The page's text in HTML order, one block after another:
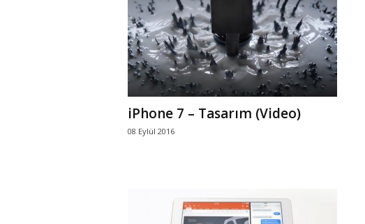
l
i
a
iPhone 7 – Tasarım (Video)
08 Eylül 2016